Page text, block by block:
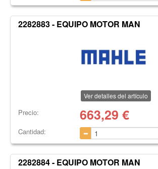
2282883 - EQUIPO MOTOR MAN
Ver detalles del artículo
Precio: 663,29 €
Cantidad:
2282884 - EQUIPO MOTOR MAN